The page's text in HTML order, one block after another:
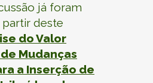
já foram
deste
do Valor
Mudanças
a Inserção de